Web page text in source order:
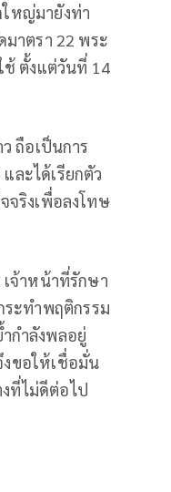
หญ่มายังท่า
มาตรา 22 พระ
ตั้งแต่วันที่ 14
ถือเป็นการ
ละได้เรียกตัว
จริงเพื่อลงโทษ
จ้าหน้าที่รักษา
ะทำพฤติกรรม
กำลังพลอยู่
ขอให้เชื่อมั่น
ที่ไม่ดีต่อไป